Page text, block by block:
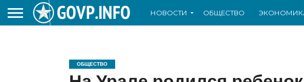
НОВОСТИ ОБЩЕСТВО
ОБЩЕСТВО